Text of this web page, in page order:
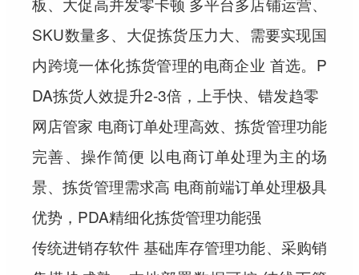
SKU数量多、大促拣货压力大、需要实现国
内跨境一体化拣货管理的电商企业 首选。P
DA拣货人效提升2-3倍，上手快、错发趋零
网店管家 电商订单处理高效、拣货管理功能
完善、操作简便 以电商订单处理为主的场
景、拣货管理需求高 电商前端订单处理极具
优势，PDA精细化拣货管理功能强
传统进销存软件 基础库存管理功能、采购销